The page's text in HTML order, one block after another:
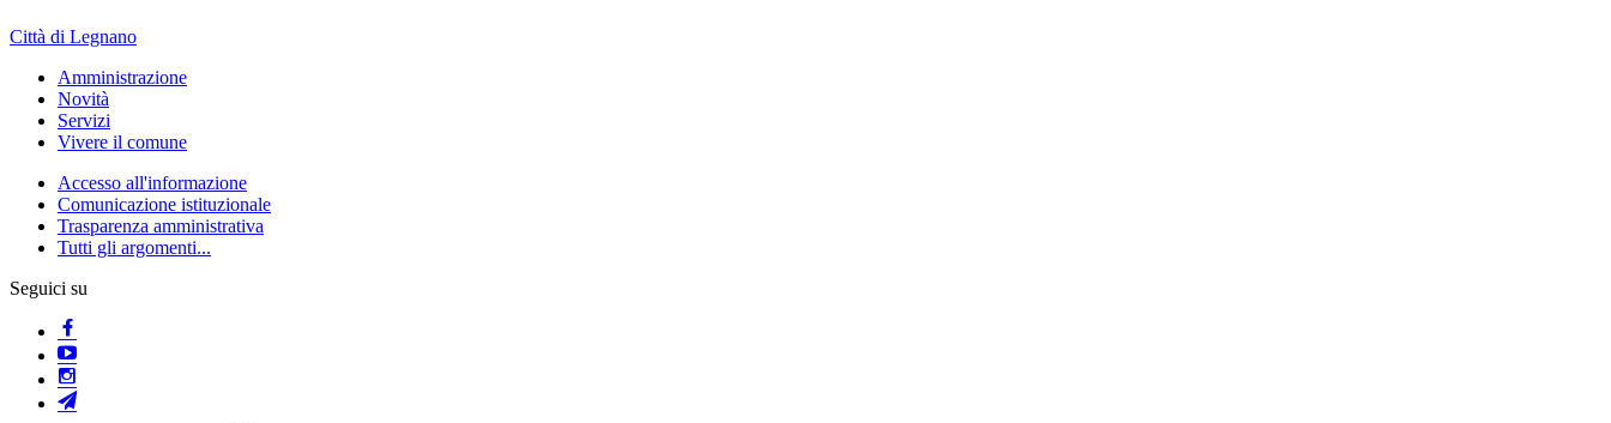
Città di Legnano
Amministrazione
Novità
Servizi
Vivere il comune
Accesso all'informazione
Comunicazione istituzionale
Trasparenza amministrativa
Tutti gli argomenti...
Seguici su